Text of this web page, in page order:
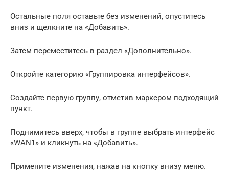
Остальные поля оставьте без изменений, опуститесь
вниз и щелкните на «Добавить».
Затем переместитесь в раздел «Дополнительно».
Откройте категорию «Группировка интерфейсов».
Создайте первую группу, отметив маркером подходящий
пункт.
Поднимитесь вверх, чтобы в группе выбрать интерфейс
«WAN1» и кликнуть на «Добавить».
Примените изменения, нажав на кнопку внизу меню.